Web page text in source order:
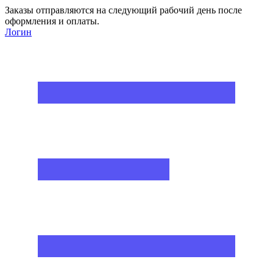
Заказы отправляются на следующий рабочий день после
оформления и оплаты.
Логин